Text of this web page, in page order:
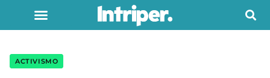
ACTIVISMO